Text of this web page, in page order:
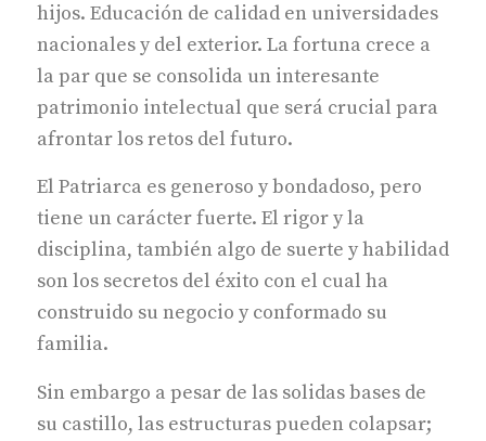
hijos. Educación de calidad en universidades
nacionales y del exterior. La fortuna crece a
la par que se consolida un interesante
patrimonio intelectual que será crucial para
afrontar los retos del futuro.
El Patriarca es generoso y bondadoso, pero
tiene un carácter fuerte. El rigor y la
disciplina, también algo de suerte y habilidad
son los secretos del éxito con el cual ha
construido su negocio y conformado su
familia.
Sin embargo a pesar de las solidas bases de
su castillo, las estructuras pueden colapsar;